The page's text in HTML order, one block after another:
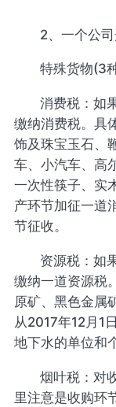
2、一个公
特殊货物(3
消费税：如
缴纳消费税。具
饰及珠宝玉石、
车、小汽车、高
一次性筷子、实
产环节加征一道
节征收。
资源税：如
缴纳一道资源税
原矿、黑色金属
从2017年12月1
地下水的单位和
烟叶税：对
里注意是收购环